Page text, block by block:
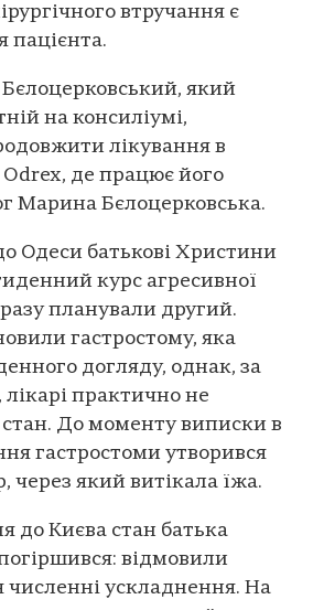
втручання є
пацієнта.
Бєлоцерковський, який
на консиліумі,
лікування в
Odrex, де працює його
Марина Бєлоцерковська.
Одеси батькові Христини
курс агресивної
планували другий.
гастростому, яка
догляду, однак, за
практично не
стан. До моменту виписки в
гастростоми утворився
через який витікала їжа.
до Києва стан батька
відмовили
численні ускладнення. На